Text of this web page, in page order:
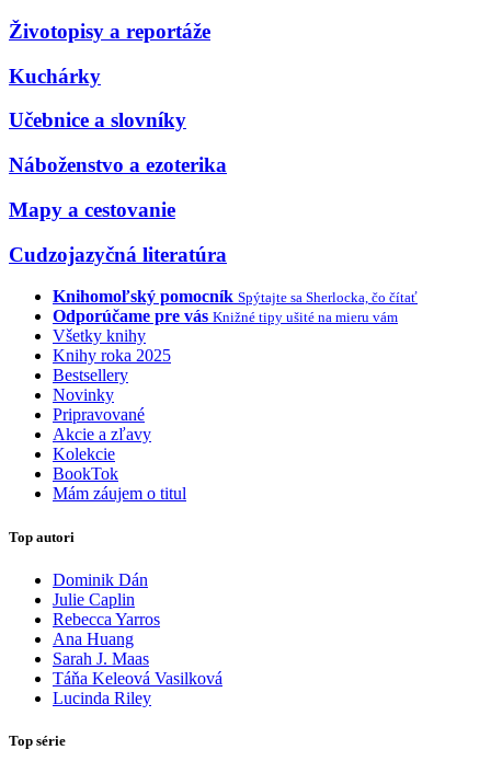
Životopisy a reportáže
Kuchárky
Učebnice a slovníky
Náboženstvo a ezoterika
Mapy a cestovanie
Cudzojazyčná literatúra
Knihomoľský pomocník Spýtajte sa Sherlocka, čo čítať
Odporúčame pre vás Knižné tipy ušité na mieru vám
Všetky knihy
Knihy roka 2025
Bestsellery
Novinky
Pripravované
Akcie a zľavy
Kolekcie
BookTok
Mám záujem o titul
Top autori
Dominik Dán
Julie Caplin
Rebecca Yarros
Ana Huang
Sarah J. Maas
Táňa Keleová Vasilková
Lucinda Riley
Top série